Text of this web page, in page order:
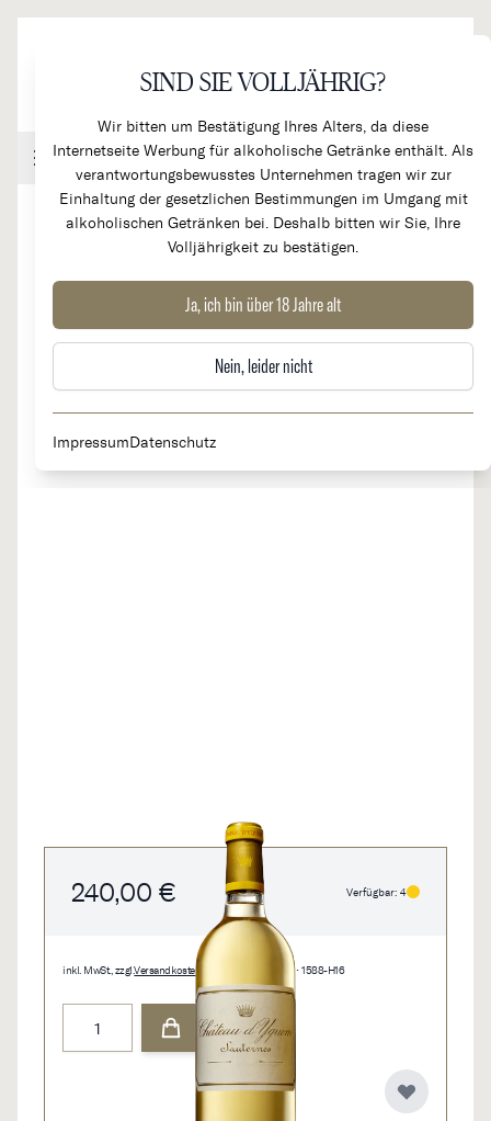
SIND SIE VOLLJÄHRIG?
Wir bitten um Bestätigung Ihres Alters, da diese
Internetseite Werbung für alkoholische Getränke enthält. Als
verantwortungsbewusstes Unternehmen tragen wir zur
Einhaltung der gesetzlichen Bestimmungen im Umgang mit
alkoholischen Getränken bei. Deshalb bitten wir Sie, Ihre
Volljährigkeit zu bestätigen.
Ja, ich bin über 18 Jahre alt
Nein, leider nicht
ImpressumDatenschutz
Handel & Gastronomie Kundenkonto Warenkorb
Chateau d'Yquem 1er Cru
Supérieur
240,00 € Verfügbar: 4
inkl. MwSt., zzgl.Versandkosten • 0,375 l • 640,00 €/l • 1588-H16